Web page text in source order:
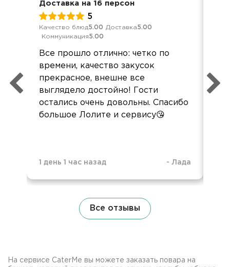
Доставка на 16 персон
5
Качество блюд5.00 Доставка5.00
Коммуникация5.00
Все прошло отлично: четко по
времени, качество закусок
прекрасное, внешне все
выглядело достойно! Гости
остались очень довольны. Спасибо
большое Лолите и сервису😘
1 день 1 час назад - Лада
Все отзывы
На сервисе CaterMe вы можете заказать повара на